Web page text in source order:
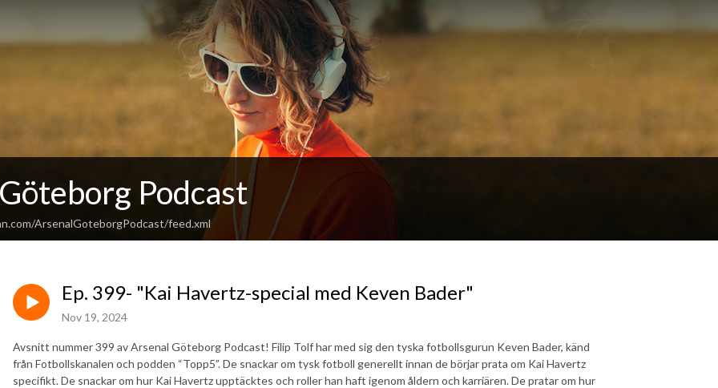
Podcast
ArsenalGoteborgPodcast/feed.xml
Ep. 399- "Kai Havertz-special med Keven Bader"
Nov 19, 2024
Avsnitt nummer 399 av Arsenal Göteborg Podcast! Filip Tolf har med sig den tyska fotbollsgurun Keven Bader, känd
från Fotbollskanalen och podden “Topp5”. De snackar om tysk fotboll generellt innan de börjar prata om Kai Havertz
specifikt. De snackar om hur Kai Havertz upptäcktes och roller han haft igenom åldern och karriären. De pratar om hur